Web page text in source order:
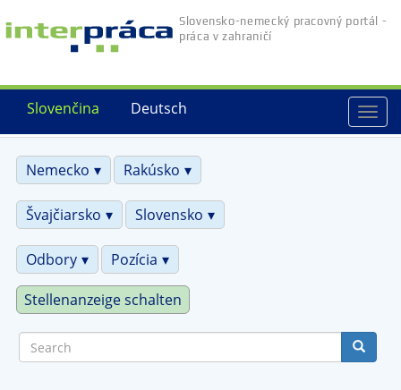
Skip
to
Deutsch
Slovenčina
Slovensko-nemecký pracovný portál -
práca v zahraničí
Nemecko
Rakúsko
Švajčiarsko Slovensko
Odbory Pozícia
Stellenanzeige schalten